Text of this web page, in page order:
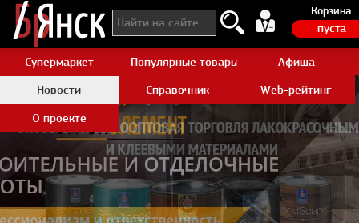
Корзина
пуста
Супермаркет Популярные товары AliexpressАфиша
Новости
Справочник
Web-рейтинг
О проекте